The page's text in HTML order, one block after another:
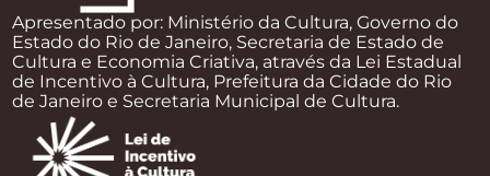
Apresentado por: Ministério da Cultura, Governo do
Estado do Rio de Janeiro, Secretaria de Estado de
Cultura e Economia Criativa, através da Lei Estadual
de Incentivo à Cultura, Prefeitura da Cidade do Rio
de Janeiro e Secretaria Municipal de Cultura.